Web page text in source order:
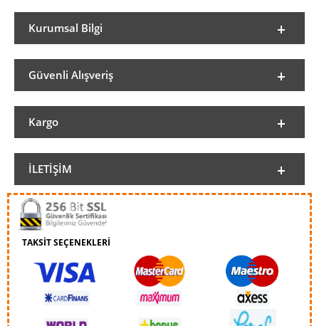
Kurumsal Bilgi
Güvenli Alışveriş
Kargo
İLETIŞIM
TAKSİT SEÇENEKLERİ